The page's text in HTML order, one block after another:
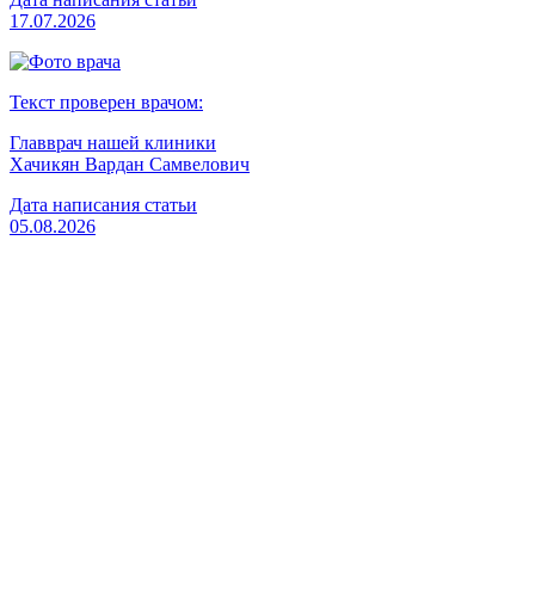
17.07.2026
Текст проверен врачом:
Главврач нашей клиники
Хачикян Вардан Самвелович
Дата написания статьи
05.08.2026